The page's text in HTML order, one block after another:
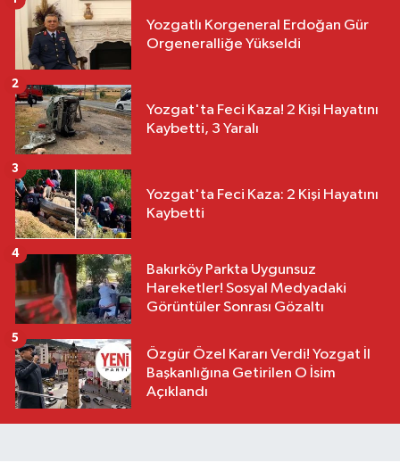
Yozgatlı Korgeneral Erdoğan Gür
Orgeneralliğe Yükseldi
Yozgat'ta Feci Kaza! 2 Kişi Hayatını
Kaybetti, 3 Yaralı
2
Yozgat'ta Feci Kaza: 2 Kişi Hayatını
Kaybetti
3
Bakırköy Parkta Uygunsuz
Hareketler! Sosyal Medyadaki
Görüntüler Sonrası Gözaltı
4
Özgür Özel Kararı Verdi! Yozgat İl
Başkanlığına Getirilen O İsim
Açıklandı
5